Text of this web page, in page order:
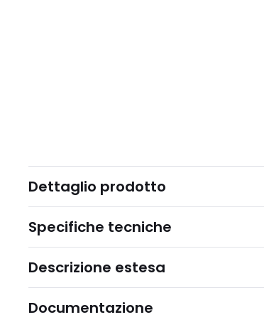
Dettaglio prodotto
Specifiche tecniche
Descrizione estesa
Documentazione